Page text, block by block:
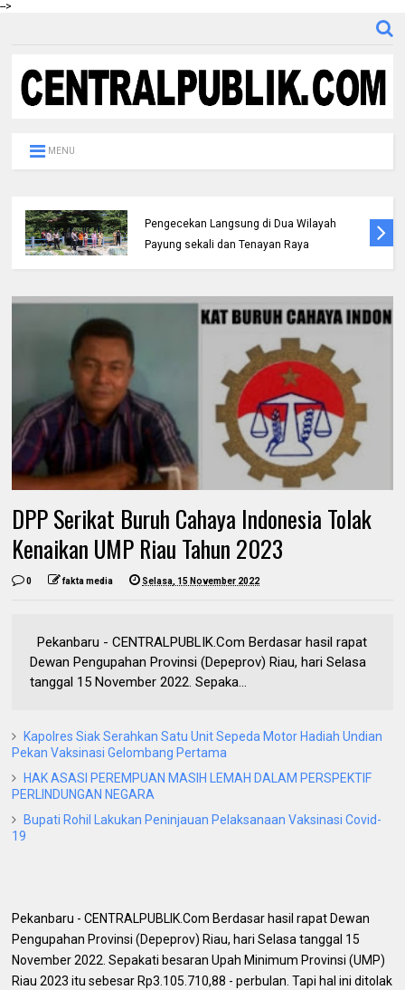
-->
MENU
Kerusakan Lingkungan pada Akhirnya
Menjadi Ancaman Keamanan
DPP Serikat Buruh Cahaya Indonesia Tolak
Kenaikan UMP Riau Tahun 2023
0 fakta media Selasa, 15 November 2022
Pekanbaru - CENTRALPUBLIK.Com Berdasar hasil rapat
Dewan Pengupahan Provinsi (Depeprov) Riau, hari Selasa
tanggal 15 November 2022. Sepaka...
Kapolres Siak Serahkan Satu Unit Sepeda Motor Hadiah Undian
Pekan Vaksinasi Gelombang Pertama
HAK ASASI PEREMPUAN MASIH LEMAH DALAM PERSPEKTIF
PERLINDUNGAN NEGARA
Bupati Rohil Lakukan Peninjauan Pelaksanaan Vaksinasi Covid-
19
Pekanbaru - CENTRALPUBLIK.Com Berdasar hasil rapat Dewan
Pengupahan Provinsi (Depeprov) Riau, hari Selasa tanggal 15
November 2022. Sepakati besaran Upah Minimum Provinsi (UMP)
Riau 2023 itu sebesar Rp3.105.710,88 - perbulan. Tapi hal ini ditolak